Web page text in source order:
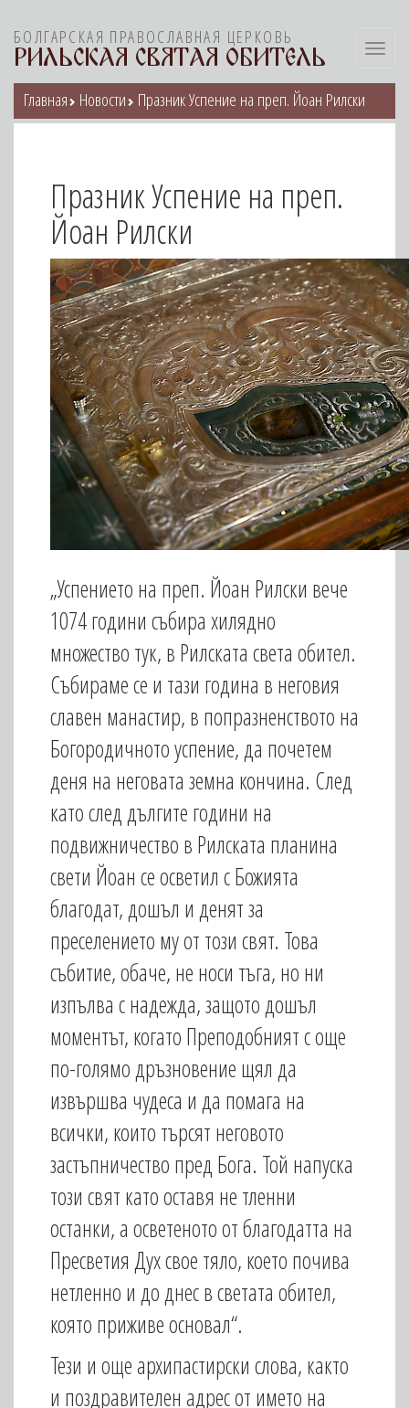
БОЛГАРСКАЯ ПРАВОСЛАВНАЯ ЦЕРКОВЬ
РИЛЬСКАЯ СВЯТАЯ ОБИТЕЛЬ
Главная Новости Празник Успение на преп. Йоан Рилски
Празник Успение на преп.
Йоан Рилски
„Успението на преп. Йоан Рилски вече
1074 години събира хилядно
множество тук, в Рилската света обител.
Събираме се и тази година в неговия
славен манастир, в попразненството на
Богородичното успение, да почетем
деня на неговата земна кончина. След
като след дългите години на
подвижничество в Рилската планина
свети Йоан се осветил с Божията
благодат, дошъл и денят за
преселението му от този свят. Това
събитие, обаче, не носи тъга, но ни
изпълва с надежда, защото дошъл
моментът, когато Преподобният с още
по-голямо дръзновение щял да
извършва чудеса и да помага на
всички, които търсят неговото
застъпничество пред Бога. Той напуска
този свят като оставя не тленни
останки, а осветеното от благодатта на
Пресветия Дух свое тяло, което почива
нетленно и до днес в светата обител,
която приживе основал“.
Тези и още архипастирски слова, както
и поздравителен адрес от името на